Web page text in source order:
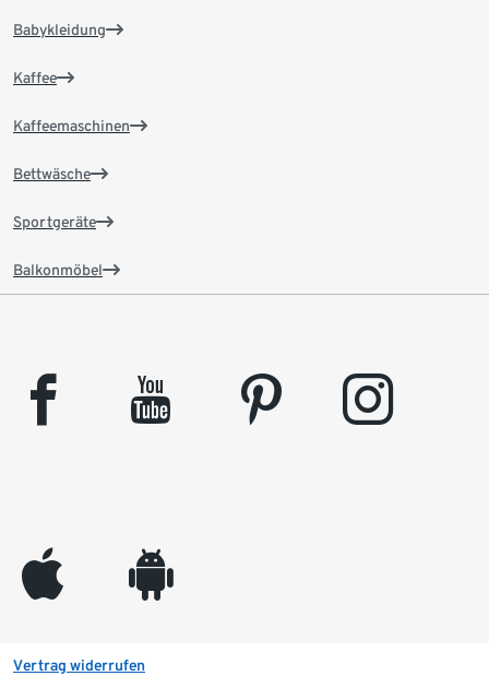
Babykleidung
Kaffee
Kaffeemaschinen
Bettwäsche
Sportgeräte
Balkonmöbel
facebook youtube pinterest instagram
appleinc android
Vertrag widerrufen